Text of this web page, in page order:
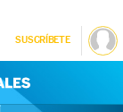
SUSCRÍBETE